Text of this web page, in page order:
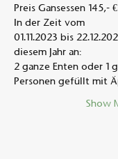
Preis Gansessen 145,- €
In der Zeit vom
01.11.2023 bis
diesem Jahr an:
2 ganze Enten oder 1
Personen gefüllt mit
Show